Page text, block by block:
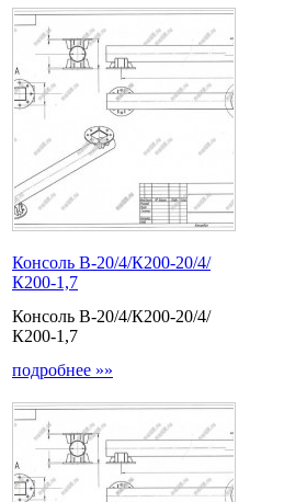
Консоль В-20/4/К200-20/4/
К200-1,7
Консоль В-20/4/К200-20/4/
К200-1,7
подробнее »»